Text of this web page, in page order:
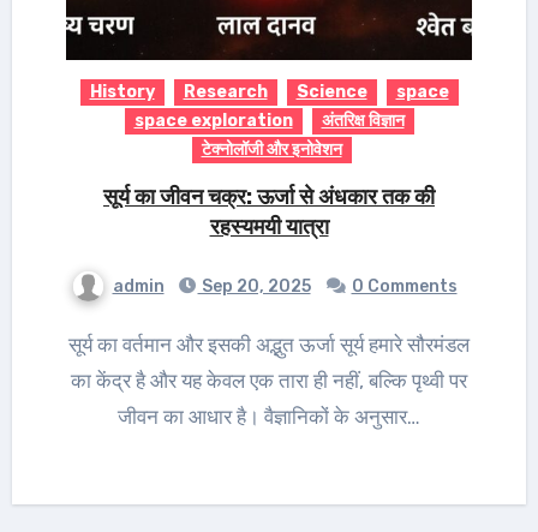
History Research Science
space
space exploration
अंतरिक्ष विज्ञान
टेक्नोलॉजी और इनोवेशन
सूर्य का जीवन चक्र: ऊर्जा से अंधकार तक की
रहस्यमयी यात्रा
admin Sep 20, 2025 0 Comments
सूर्य का वर्तमान और इसकी अद्भुत ऊर्जा सूर्य हमारे सौरमंडल
का केंद्र है और यह केवल एक तारा ही नहीं, बल्कि पृथ्वी पर
जीवन का आधार है। वैज्ञानिकों के अनुसार…